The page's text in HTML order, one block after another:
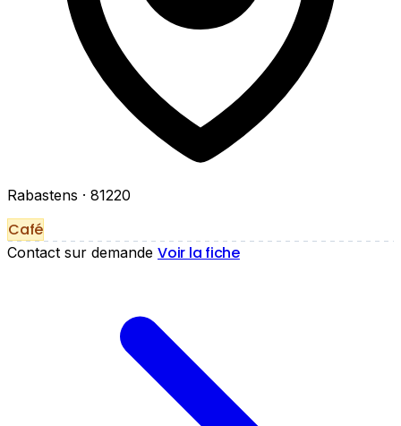
Rabastens · 81220
Café
Contact sur demande Voir la fiche